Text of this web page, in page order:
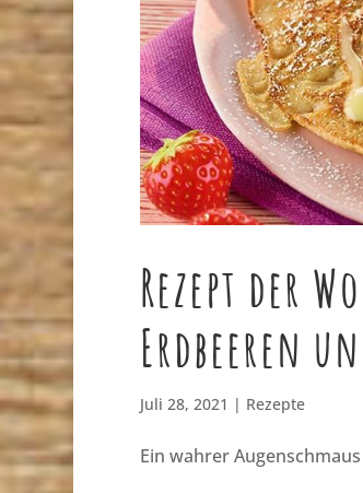
Rezept der
Erdbeeren
Juli 28, 2021 | Rezepte
Ein wahrer